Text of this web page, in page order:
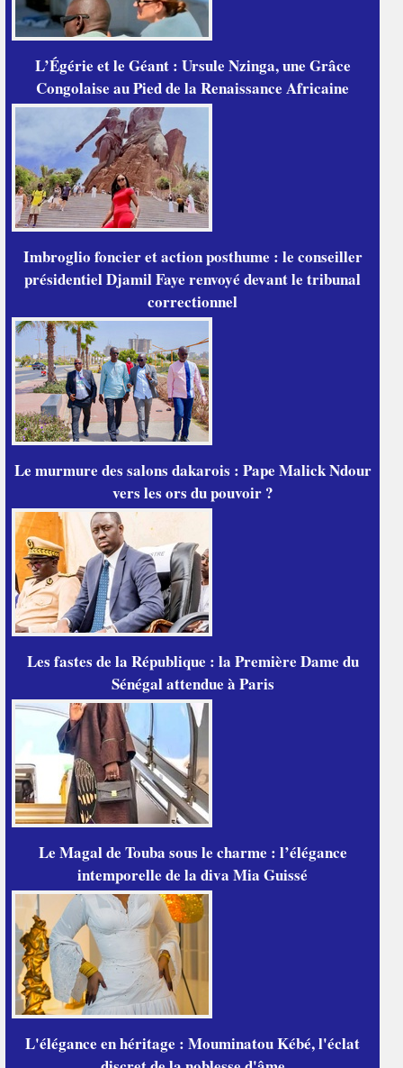
L’Égérie et le Géant : Ursule Nzinga, une Grâce
Congolaise au Pied de la Renaissance Africaine
Imbroglio foncier et action posthume : le conseiller
présidentiel Djamil Faye renvoyé devant le tribunal
correctionnel
Le murmure des salons dakarois : Pape Malick Ndour
vers les ors du pouvoir ?
Les fastes de la République : la Première Dame du
Sénégal attendue à Paris
Le Magal de Touba sous le charme : l’élégance
intemporelle de la diva Mia Guissé
L'élégance en héritage : Mouminatou Kébé, l'éclat